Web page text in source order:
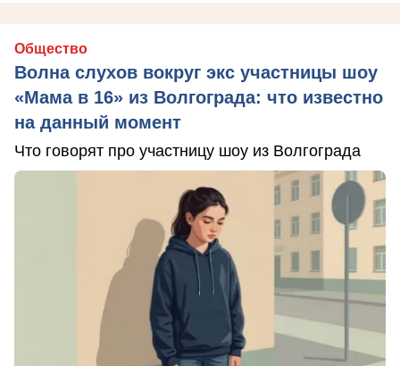
Общество
Волна слухов вокруг экс участницы шоу
«Мама в 16» из Волгограда: что известно
на данный момент
Что говорят про участницу шоу из Волгограда